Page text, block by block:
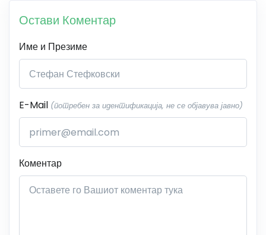
Остави Коментар
Име и Презиме
E-Mail (потребен за идентификација, не се објавува јавно)
Коментар